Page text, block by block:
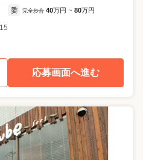
委 完全歩合 40万円 ~ 80万円
応募画面へ進む